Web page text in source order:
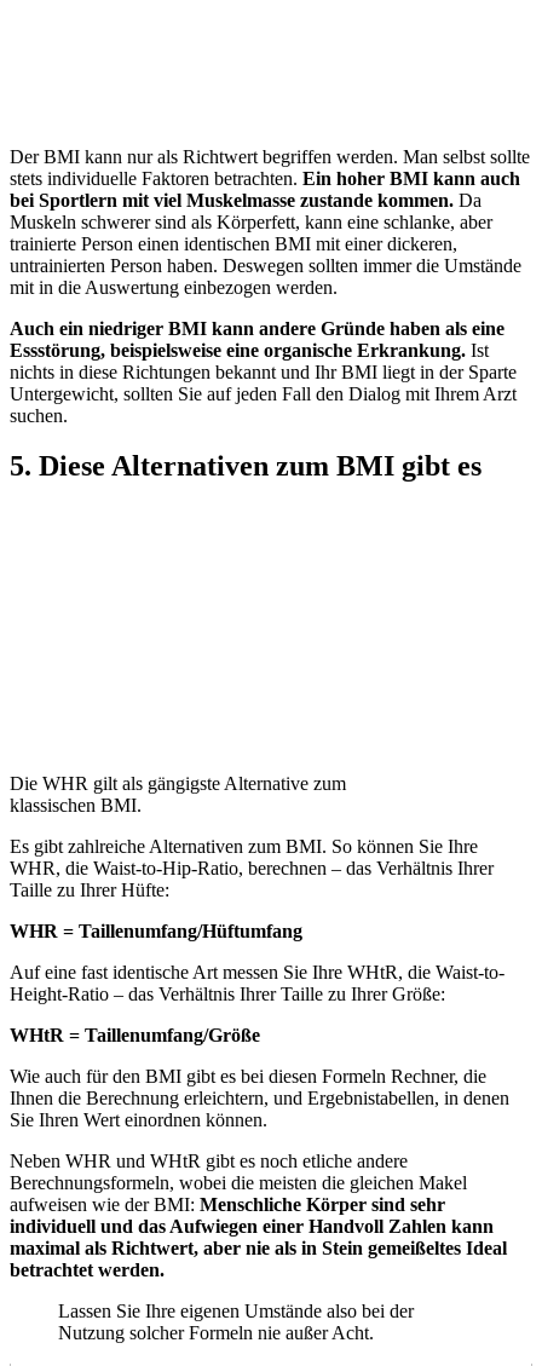
Der BMI kann nur als Richtwert begriffen werden. Man selbst sollte
stets individuelle Faktoren betrachten. Ein hoher BMI kann auch
bei Sportlern mit viel Muskelmasse zustande kommen. Da
Muskeln schwerer sind als Körperfett, kann eine schlanke, aber
trainierte Person einen identischen BMI mit einer dickeren,
untrainierten Person haben. Deswegen sollten immer die Umstände
mit in die Auswertung einbezogen werden.
Auch ein niedriger BMI kann andere Gründe haben als eine
Essstörung, beispielsweise eine organische Erkrankung. Ist
nichts in diese Richtungen bekannt und Ihr BMI liegt in der Sparte
Untergewicht, sollten Sie auf jeden Fall den Dialog mit Ihrem Arzt
suchen.
5. Diese Alternativen zum BMI gibt es
Die WHR gilt als gängigste Alternative zum
klassischen BMI.
Es gibt zahlreiche Alternativen zum BMI. So können Sie Ihre
WHR, die Waist-to-Hip-Ratio, berechnen – das Verhältnis Ihrer
Taille zu Ihrer Hüfte:
WHR = Taillenumfang/Hüftumfang
Auf eine fast identische Art messen Sie Ihre WHtR, die Waist-to-
Height-Ratio – das Verhältnis Ihrer Taille zu Ihrer Größe:
WHtR = Taillenumfang/Größe
Wie auch für den BMI gibt es bei diesen Formeln Rechner, die
Ihnen die Berechnung erleichtern, und Ergebnistabellen, in denen
Sie Ihren Wert einordnen können.
Neben WHR und WHtR gibt es noch etliche andere
Berechnungsformeln, wobei die meisten die gleichen Makel
aufweisen wie der BMI: Menschliche Körper sind sehr
individuell und das Aufwiegen einer Handvoll Zahlen kann
maximal als Richtwert, aber nie als in Stein gemeißeltes Ideal
betrachtet werden.
Lassen Sie Ihre eigenen Umstände also bei der
Nutzung solcher Formeln nie außer Acht.